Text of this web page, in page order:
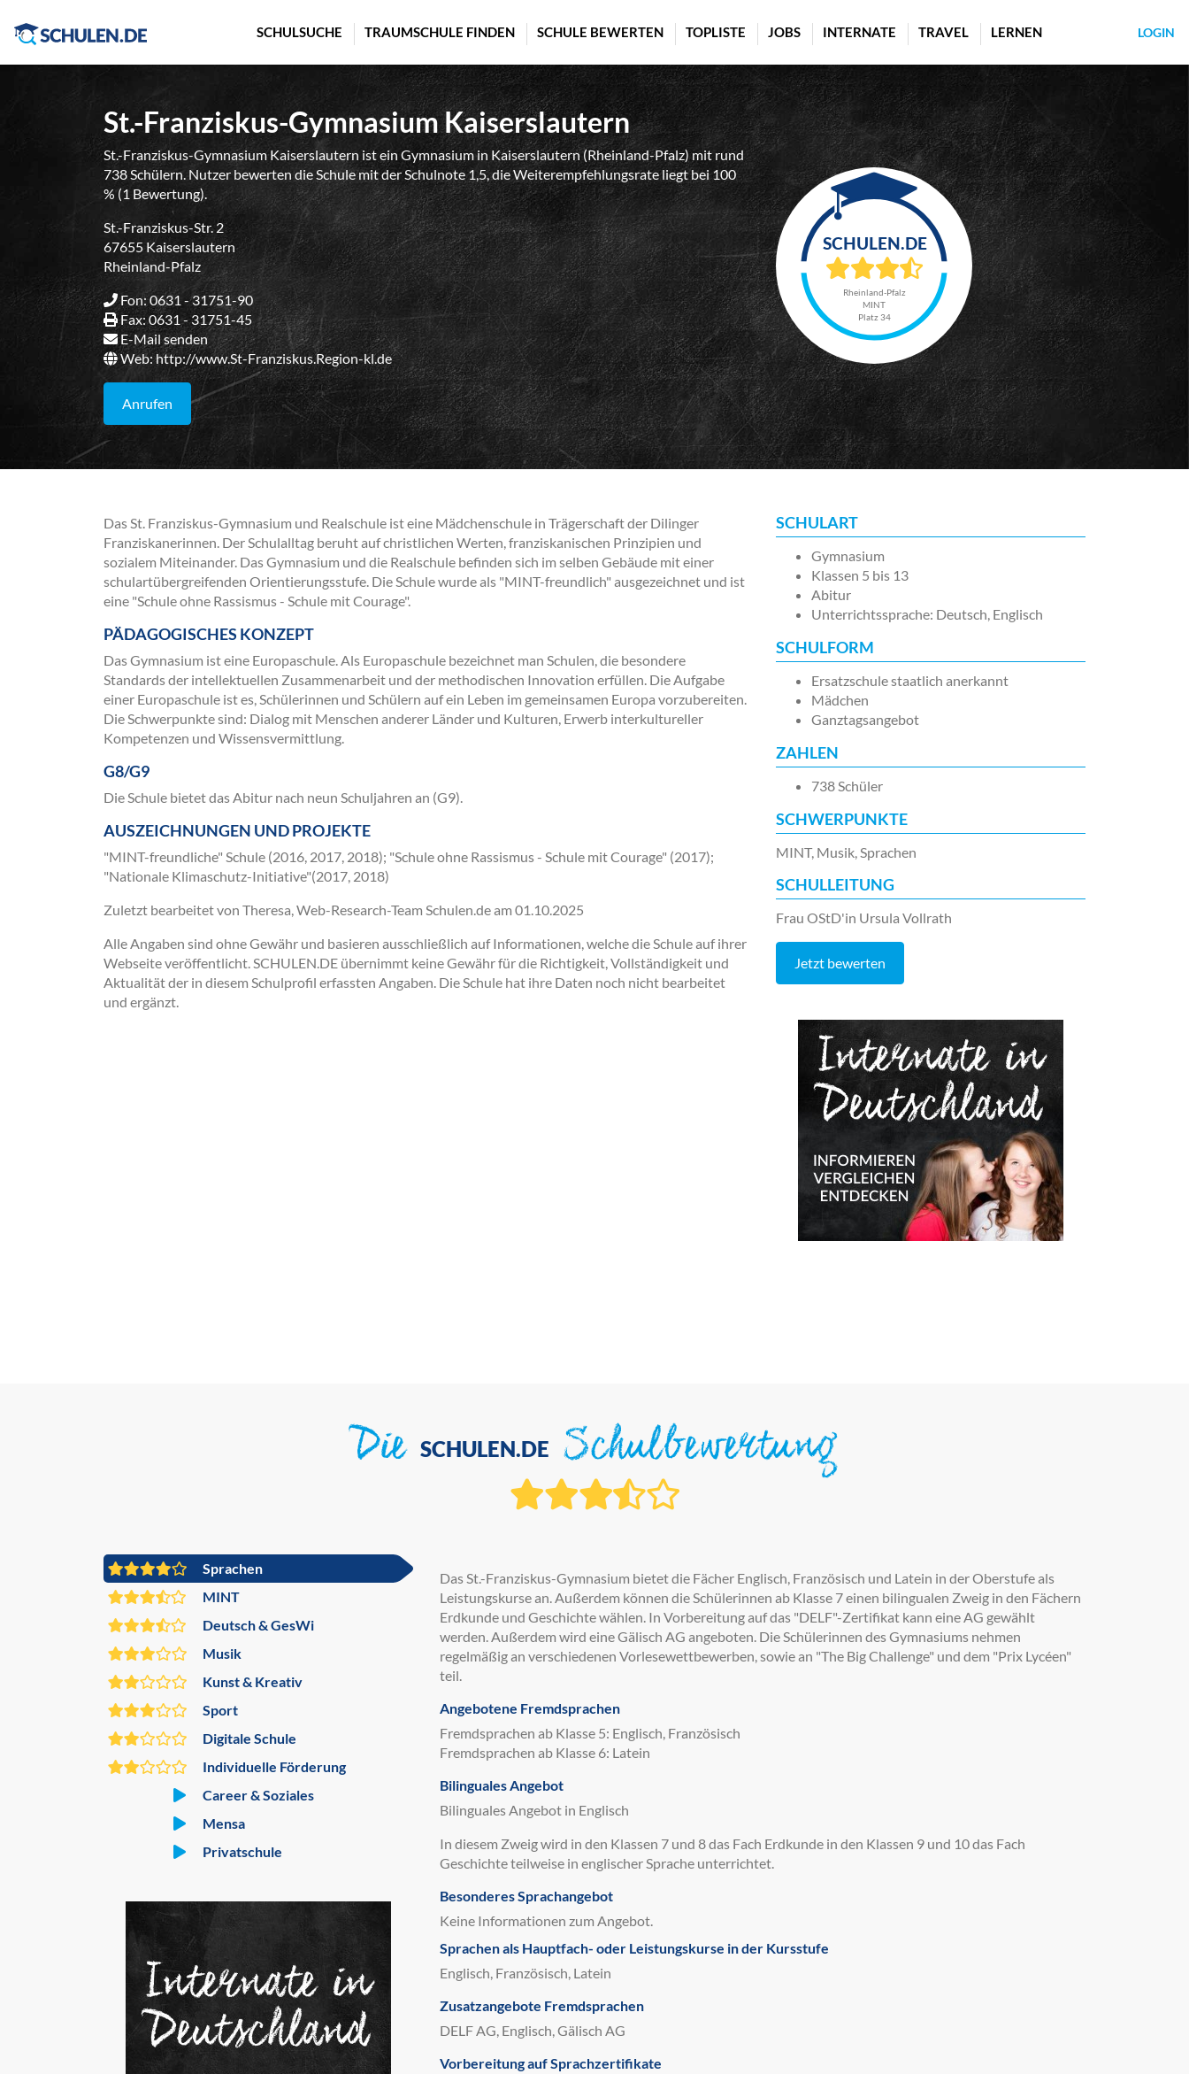
SCHULSUCHE TRAUMSCHULE FINDEN SCHULE BEWERTEN TOPLISTE JOBS INTERNATE TRAVEL LERNEN LOGIN
St.-Franziskus-Gymnasium Kaiserslautern
St.-Franziskus-Gymnasium Kaiserslautern ist ein Gymnasium in Kaiserslautern (Rheinland-Pfalz) mit rund
738 Schülern. Nutzer bewerten die Schule mit der Schulnote 1,5, die Weiterempfehlungsrate liegt bei 100
% (1 Bewertung).
St.-Franziskus-Str. 2
67655 Kaiserslautern
Rheinland-Pfalz
Fon: 0631 - 31751-90
Fax: 0631 - 31751-45
E-Mail senden
Web:http://www.St-Franziskus.Region-kl.de
Anrufen
Rheinland-Pfalz
MINT
Platz 34
Das St. Franziskus-Gymnasium und Realschule ist eine Mädchenschule in Trägerschaft der Dilinger
Franziskanerinnen. Der Schulalltag beruht auf christlichen Werten, franziskanischen Prinzipien und
sozialem Miteinander. Das Gymnasium und die Realschule befinden sich im selben Gebäude mit einer
schulartübergreifenden Orientierungsstufe. Die Schule wurde als "MINT-freundlich" ausgezeichnet und ist
eine "Schule ohne Rassismus - Schule mit Courage".
PÄDAGOGISCHES KONZEPT
Das Gymnasium ist eine Europaschule. Als Europaschule bezeichnet man Schulen, die besondere
Standards der intellektuellen Zusammenarbeit und der methodischen Innovation erfüllen. Die Aufgabe
einer Europaschule ist es, Schülerinnen und Schülern auf ein Leben im gemeinsamen Europa vorzubereiten.
Die Schwerpunkte sind: Dialog mit Menschen anderer Länder und Kulturen, Erwerb interkultureller
Kompetenzen und Wissensvermittlung.
G8/G9
Die Schule bietet das Abitur nach neun Schuljahren an (G9).
AUSZEICHNUNGEN UND PROJEKTE
"MINT-freundliche" Schule (2016, 2017, 2018); "Schule ohne Rassismus - Schule mit Courage" (2017);
"Nationale Klimaschutz-Initiative"(2017, 2018)
Zuletzt bearbeitet von Theresa, Web-Research-Team Schulen.de am 01.10.2025
Alle Angaben sind ohne Gewähr und basieren ausschließlich auf Informationen, welche die Schule auf ihrer
Webseite veröffentlicht. SCHULEN.DE übernimmt keine Gewähr für die Richtigkeit, Vollständigkeit und
Aktualität der in diesem Schulprofil erfassten Angaben. Die Schule hat ihre Daten noch nicht bearbeitet
und ergänzt.
SCHULART
Gymnasium
Klassen 5 bis 13
Abitur
Unterrichtssprache: Deutsch, Englisch
SCHULFORM
Ersatzschule staatlich anerkannt
Mädchen
Ganztagsangebot
ZAHLEN
738 Schüler
SCHWERPUNKTE
MINT, Musik, Sprachen
SCHULLEITUNG
Frau OStD'in Ursula Vollrath
Jetzt bewerten
Die SCHULEN.DE Schulbewertung
Sprachen
MINT
Deutsch & GesWi
Musik
Kunst & Kreativ
Sport
Digitale Schule
Individuelle Förderung
Career & Soziales
Mensa
Privatschule
Das St.-Franziskus-Gymnasium bietet die Fächer Englisch, Französisch und Latein in der Oberstufe als
Leistungskurse an. Außerdem können die Schülerinnen ab Klasse 7 einen bilingualen Zweig in den Fächern
Erdkunde und Geschichte wählen. In Vorbereitung auf das "DELF"-Zertifikat kann eine AG gewählt
werden. Außerdem wird eine Gälisch AG angeboten. Die Schülerinnen des Gymnasiums nehmen
regelmäßig an verschiedenen Vorlesewettbewerben, sowie an "The Big Challenge" und dem "Prix Lycéen"
teil.
Angebotene Fremdsprachen
Fremdsprachen ab Klasse 5: Englisch, Französisch
Fremdsprachen ab Klasse 6: Latein
Bilinguales Angebot
Bilinguales Angebot in Englisch
In diesem Zweig wird in den Klassen 7 und 8 das Fach Erdkunde in den Klassen 9 und 10 das Fach
Geschichte teilweise in englischer Sprache unterrichtet.
Besonderes Sprachangebot
Keine Informationen zum Angebot.
Sprachen als Hauptfach- oder Leistungskurse in der Kursstufe
Englisch, Französisch, Latein
Zusatzangebote Fremdsprachen
DELF AG, Englisch, Gälisch AG
Vorbereitung auf Sprachzertifikate